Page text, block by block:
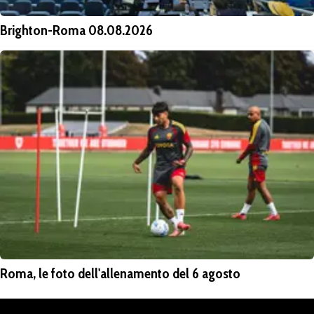
Brighton-Roma 08.08.2026
Roma, le foto dell'allenamento del 6 agosto